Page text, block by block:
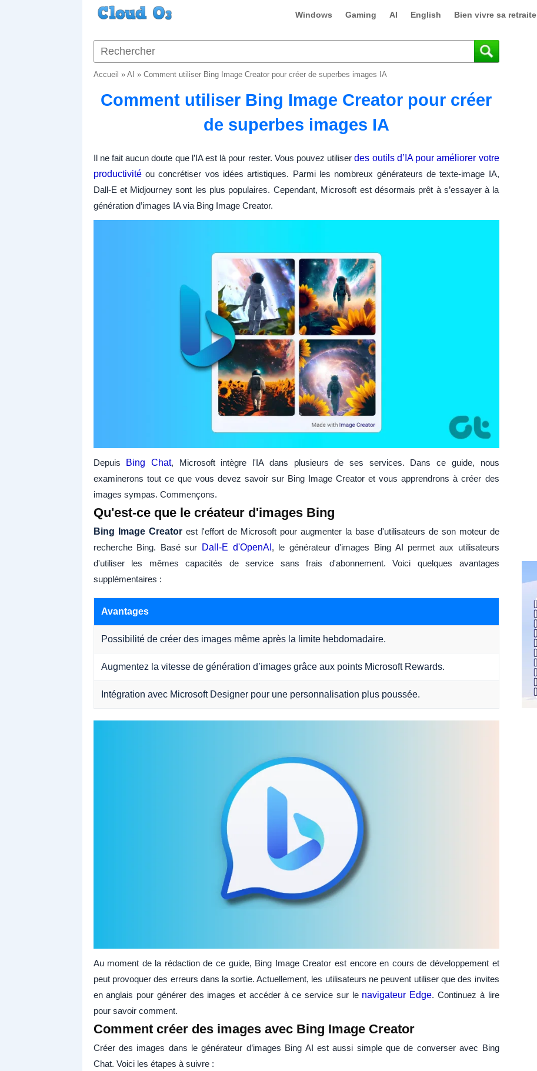
Windows Gaming AI English Bien vivre sa retraite
Accueil » AI » Comment utiliser Bing Image Creator pour créer de superbes images IA
Comment utiliser Bing Image Creator pour créer
de superbes images IA
Il ne fait aucun doute que l’IA est là pour rester. Vous pouvez utiliserdes outils d’IA pour améliorer votre
productivitéou concrétiser vos idées artistiques. Parmi les nombreux générateurs de texte-image IA,
Dall-E et Midjourney sont les plus populaires. Cependant, Microsoft est désormais prêt à s’essayer à la
génération d’images IA via Bing Image Creator.
Depuis Bing Chat, Microsoft intègre l'IA dans plusieurs de ses services. Dans ce guide, nous
examinerons tout ce que vous devez savoir sur Bing Image Creator et vous apprendrons à créer des
images sympas. Commençons.
Qu'est-ce que le créateur d'images Bing
Bing Image Creatorest l'effort de Microsoft pour augmenter la base d'utilisateurs de son moteur de
recherche Bing. Basé sur Dall-E d'OpenAI , le générateur d'images Bing AI permet aux utilisateurs
d'utiliser les mêmes capacités de service sans frais d'abonnement. Voici quelques avantages
supplémentaires :
Avantages
Possibilité de créer des images même après la limite hebdomadaire.
Augmentez la vitesse de génération d’images grâce aux points Microsoft Rewards.
Intégration avec Microsoft Designer pour une personnalisation plus poussée.
Au moment de la rédaction de ce guide, Bing Image Creator est encore en cours de développement et
peut provoquer des erreurs dans la sortie. Actuellement, les utilisateurs ne peuvent utiliser que des invites
en anglais pour générer des images et accéder à ce service sur le navigateur Edge. Continuez à lire
pour savoir comment.
Comment créer des images avec Bing Image Creator
Créer des images dans le générateur d’images Bing AI est aussi simple que de converser avec Bing
Chat. Voici les étapes à suivre :